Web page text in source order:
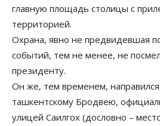
главную площадь столицы с
территорией.
Охрана, явно не предвидевшая
событий, тем не менее, не
президенту.
Он же, тем временем,
ташкентскому Бродвею,
улицей Саилгох (дословно –